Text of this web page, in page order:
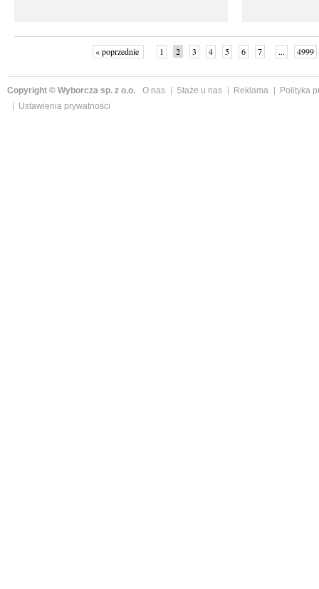
« poprzednie 1 2 3 4 5 6 7 ... 4999
Copyright © Wyborcza sp. z o.o. O nas Staże u nas Reklama
Polityka
Ustawienia prywatności